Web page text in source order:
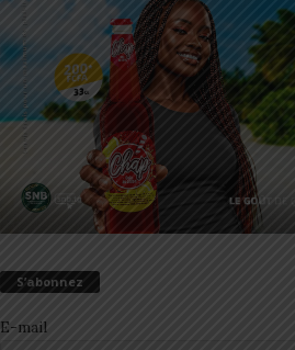
S’abonnez
E-mail